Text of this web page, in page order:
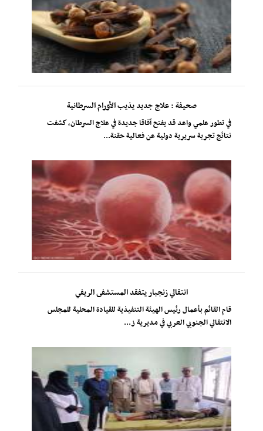
صحيفة : علاج جديد يذيب الأورام السرطانية
في تطور علمي واعد قد يفتح آفاقا جديدة في علاج السرطان، كشفت
نتائج تجربة سريرية دولية عن فعالية حقنة...
انتقالي زنجبار يتفقد المستشفى الريفي
​قام القائم بأعمال رئيس الهيئة التنفيذية للقيادة المحلية للمجلس
الانتقالي الجنوبي العربي في مديرية ز...